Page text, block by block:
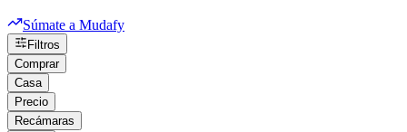
Súmate a Mudafy
Filtros
Comprar
Casa
Precio
Recámaras